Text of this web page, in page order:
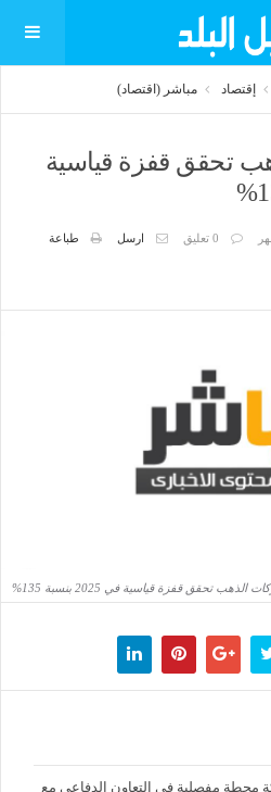
إقتصاد مباشر (اقتصاد)
تحقق قفزة قياسية
0 تعليق ارسل
طباعة
تحقق قفزة قياسية في 2025 بنسبة 135%
محطة مفصلية في التعاون الدفاعي مع